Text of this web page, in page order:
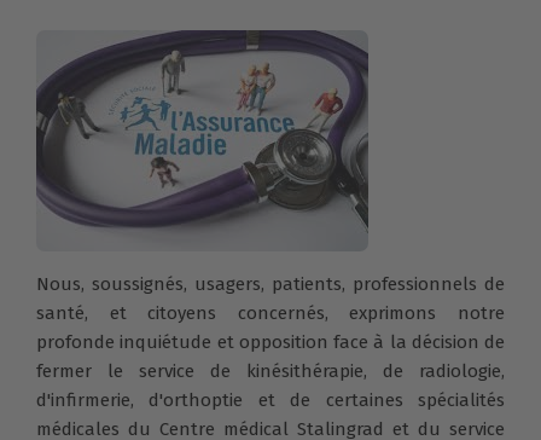
Nous, soussignés, usagers, patients, professionnels de
santé, et citoyens concernés, exprimons notre
profonde inquiétude et opposition face à la décision de
fermer le service de kinésithérapie, de radiologie,
d'infirmerie, d'orthoptie et de certaines spécialités
médicales du Centre médical Stalingrad et du service